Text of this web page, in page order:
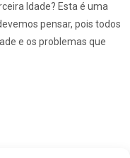
Idade? Esta é uma
pensar, pois todos
e os problemas que